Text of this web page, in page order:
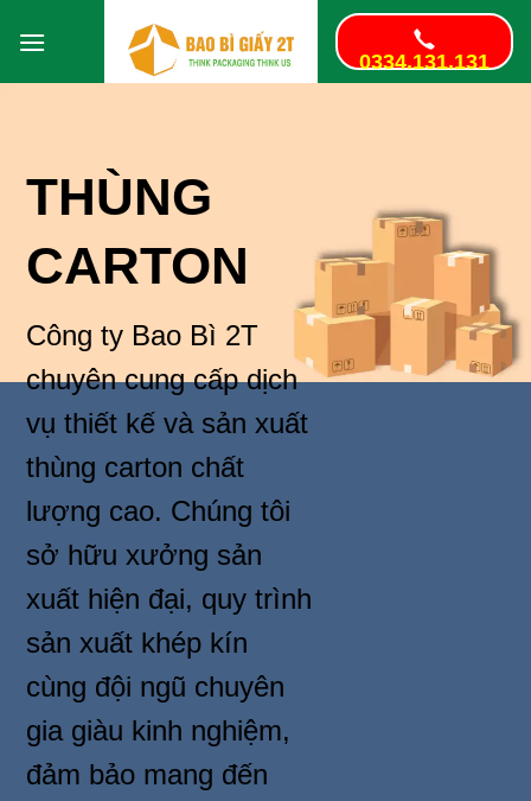
qua
0334.131.131
THÙNG
CARTON
Công ty Bao Bì 2T
chuyên cung cấp dịch
vụ thiết kế và sản xuất
thùng carton chất
lượng cao. Chúng tôi
sở hữu xưởng sản
xuất hiện đại, quy trình
sản xuất khép kín
cùng đội ngũ chuyên
gia giàu kinh nghiệm,
đảm bảo mang đến